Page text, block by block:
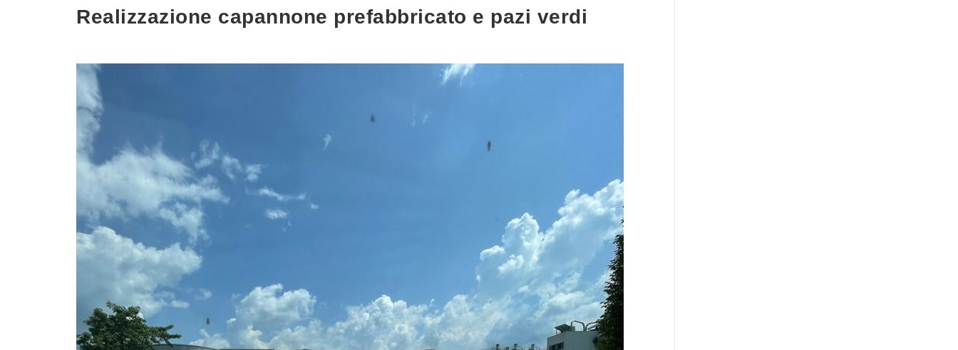
Realizzazione capannone prefabbricato e pazi verdi